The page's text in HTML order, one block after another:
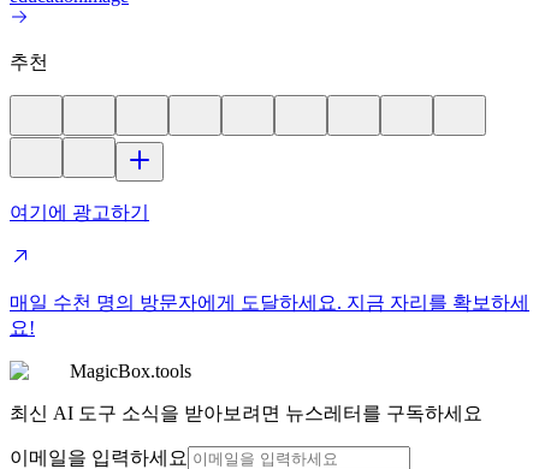
추천
여기에 광고하기
매일 수천 명의 방문자에게 도달하세요. 지금 자리를 확보하세
요!
MagicBox.tools
최신 AI 도구 소식을 받아보려면 뉴스레터를 구독하세요
이메일을 입력하세요